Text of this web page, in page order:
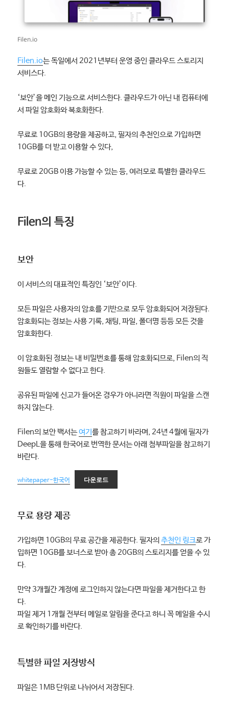
Filen.io
Filen.io는 독일에서 2021년부터 운영 중인 클라우드 스토리지
서비스다.
‘보안’을 메인 기능으로 서비스한다. 클라우드가 아닌 내 컴퓨터에
서 파일 암호화와 복호화한다.
무료로 10GB의 용량을 제공하고, 필자의 추천인으로 가입하면
10GB를 더 받고 이용할 수 있다,
무료로 20GB 이용 가능할 수 있는 등, 여러모로 특별한 클라우드
다.
Filen의 특징
보안
이 서비스의 대표적인 특징인 ‘보안’이다.
모든 파일은 사용자의 암호를 기반으로 모두 암호화되어 저장된다.
암호화되는 정보는 사용 기록, 채팅, 파일, 폴더명 등등 모든 것을
암호화한다.
이 암호화된 정보는 내 비밀번호를 통해 암호화되므로, Filen의 직
원들도 열람할 수 없다고 한다.
공유된 파일에 신고가 들어온 경우가 아니라면 직원이 파일을 스캔
하지 않는다.
Filen의 보안 백서는여기를 참고하기 바라며, 24년 4월에 필자가
DeepL을 통해 한국어로 번역한 문서는 아래 첨부파일을 참고하기
바란다.
whitepaper-한국어 다운로드
무료 용량 제공
가입하면 10GB의 무료 공간을 제공한다. 필자의추천인 링크로 가
입하면 10GB를 보너스로 받아 총 20GB의 스토리지를 얻을 수 있
다.
만약 3개월간 계정에 로그인하지 않는다면 파일을 제거한다고 한
다.
파일 제거 1개월 전부터 메일로 알림을 준다고 하니 꼭 메일을 수시
로 확인하기를 바란다.
특별한 파일 저장방식
파일은 1MB 단위로 나뉘어서 저장된다.